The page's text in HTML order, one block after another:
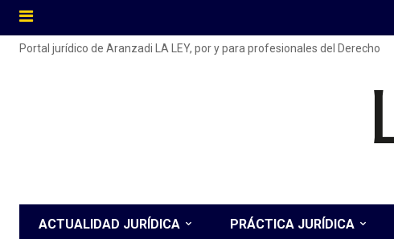
Portal jurídico de Aranzadi LA LEY, por y para profesionales del Derecho
ACTUALIDAD JURÍDICA PRÁCTICA JURÍDICA